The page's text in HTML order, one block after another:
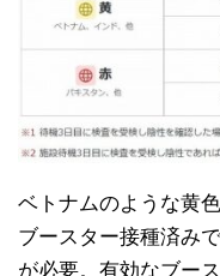
ベトナムのような黄
ブースター接種済み
が必要。有効なブー